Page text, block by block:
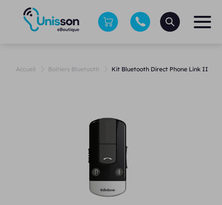
Accueil Boitiers Bluetooth Kit Bluetooth Direct Phone Link II